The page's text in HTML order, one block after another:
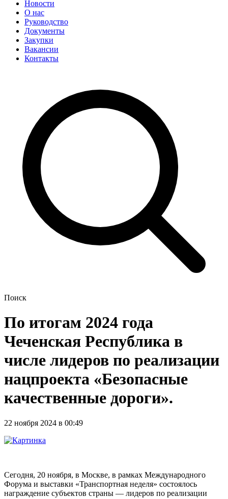
Новости
О нас
Руководство
Документы
Закупки
Вакансии
Контакты
Поиск
По итогам 2024 года
Чеченская Республика в
числе лидеров по реализации
нацпроекта «Безопасные
качественные дороги».
22 ноября 2024 в 00:49
Сегодня, 20 ноября, в Москве, в рамках Международного
Форума и выставки «Транспортная неделя» состоялось
награждение субъектов страны — лидеров по реализации